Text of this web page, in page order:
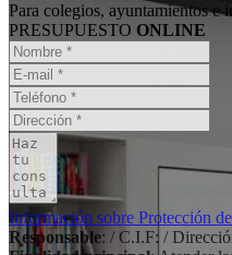
Para colegios, ayuntamientos e
PRESUPUESTO ONLINE
Información sobre Protección
Responsable: / C.I.F: /